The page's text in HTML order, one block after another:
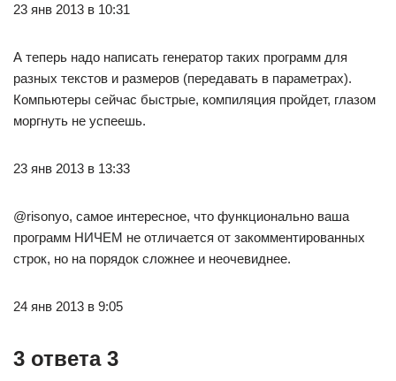
23 янв 2013 в 10:31
А теперь надо написать генератор таких программ для
разных текстов и размеров (передавать в параметрах).
Компьютеры сейчас быстрые, компиляция пройдет, глазом
моргнуть не успеешь.
23 янв 2013 в 13:33
@risonyo, самое интересное, что функционально ваша
программ НИЧЕМ не отличается от закомментированных
строк, но на порядок сложнее и неочевиднее.
24 янв 2013 в 9:05
3 ответа 3